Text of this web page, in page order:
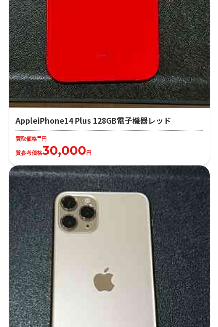
AppleiPhone14 Plus 128GB電子機器レッド
買取価格-円
質参考価格30,000円